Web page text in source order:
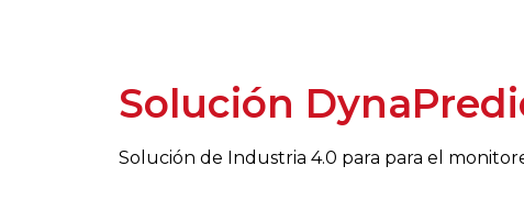
Solución
Solución de Industria 4.0 para para el